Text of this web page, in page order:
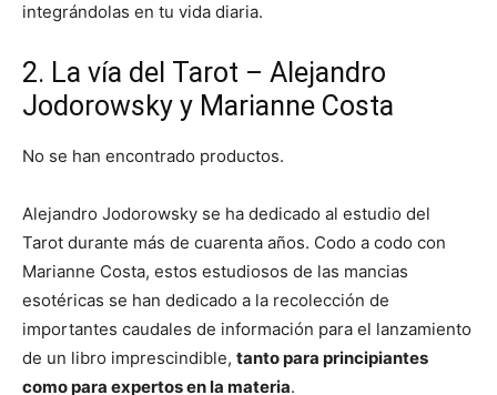
integrándolas en tu vida diaria.
2. La vía del Tarot – Alejandro
Jodorowsky y Marianne Costa
No se han encontrado productos.
Alejandro Jodorowsky se ha dedicado al estudio del
Tarot durante más de cuarenta años. Codo a codo con
Marianne Costa, estos estudiosos de las mancias
esotéricas se han dedicado a la recolección de
importantes caudales de información para el lanzamiento
de un libro imprescindible, tanto para principiantes
como para expertos en la materia.